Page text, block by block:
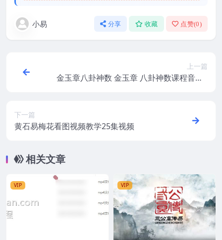
小易 分享 收藏 点赞(0)
上一篇
金玉章八卦神数 金玉章 八卦神数课程音频6
下一篇
黄石易梅花看图视频教学25集视频
相关文章
VIP VIP